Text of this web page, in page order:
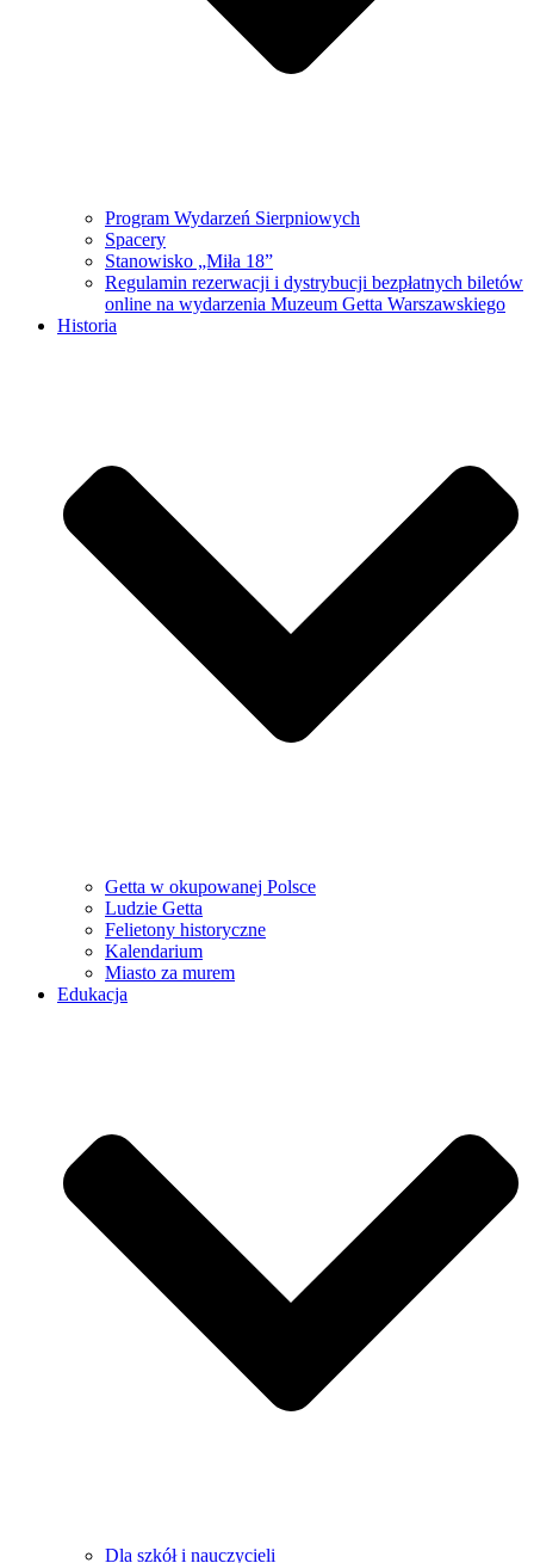
Program Wydarzeń Sierpniowych
Spacery
Stanowisko „Miła 18”
Regulamin rezerwacji i dystrybucji bezpłatnych biletów
online na wydarzenia Muzeum Getta Warszawskiego
Historia
Getta w okupowanej Polsce
Ludzie Getta
Felietony historyczne
Kalendarium
Miasto za murem
Edukacja
Dla szkół i nauczycieli